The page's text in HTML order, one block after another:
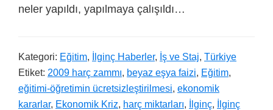
neler yapıldı, yapılmaya çalışıldı…
Kategori: Eğitim, İlginç Haberler, İş ve Staj, Türkiye
Etiket: 2009 harç zammı, beyaz eşya faizi, Eğitim,
eğitimi-öğretimin ücretsizleştirilmesi, ekonomik
kararlar, Ekonomik Kriz, harç miktarları, İlginç,
İlginç